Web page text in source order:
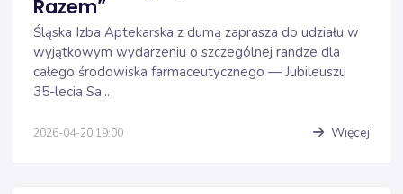
Razem”
Śląska Izba Aptekarska z dumą zaprasza do udziału w
wyjątkowym wydarzeniu o szczególnej randze dla
całego środowiska farmaceutycznego — Jubileuszu
35-lecia Sa...
2026-04-20 19:00 Więcej